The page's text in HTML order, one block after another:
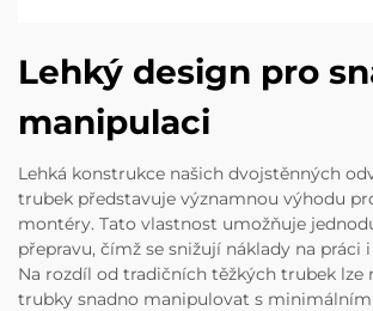
Lehký design pro
manipulaci
Lehká konstrukce našich dvojstěnných
trubek představuje významnou výhodu
montéry. Tato vlastnost umožňuje
přepravu, čímž se snižují náklady na práci
Na rozdíl od tradičních těžkých trubek lze
trubky snadno manipulovat s